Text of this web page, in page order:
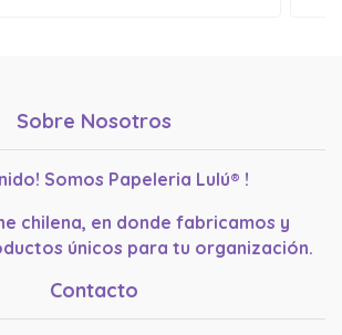
Sobre Nosotros
Somos Papeleria Lulú® !
chilena, en donde fabricamos y
únicos para tu organización.
Contacto